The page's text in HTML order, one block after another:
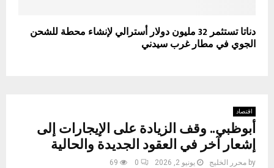
دناتا تستثمر 32 مليون دولار أسترالي لإنشاء محطة للشحن
الجوي في مطار غرب سيدني
اقتصاد
أبوظبي.. وقف الزيادة على الإيجارات إلى
إشعار آخر في العقود الجديدة والحالية
by محرر الخليج يونيو 2, 2026 0
69